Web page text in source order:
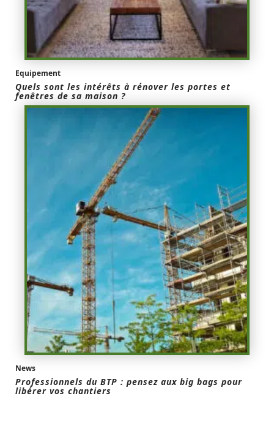
Equipement
Quels sont les intérêts à rénover les portes et
fenêtres de sa maison ?
News
Professionnels du BTP : pensez aux big bags pour
libérer vos chantiers